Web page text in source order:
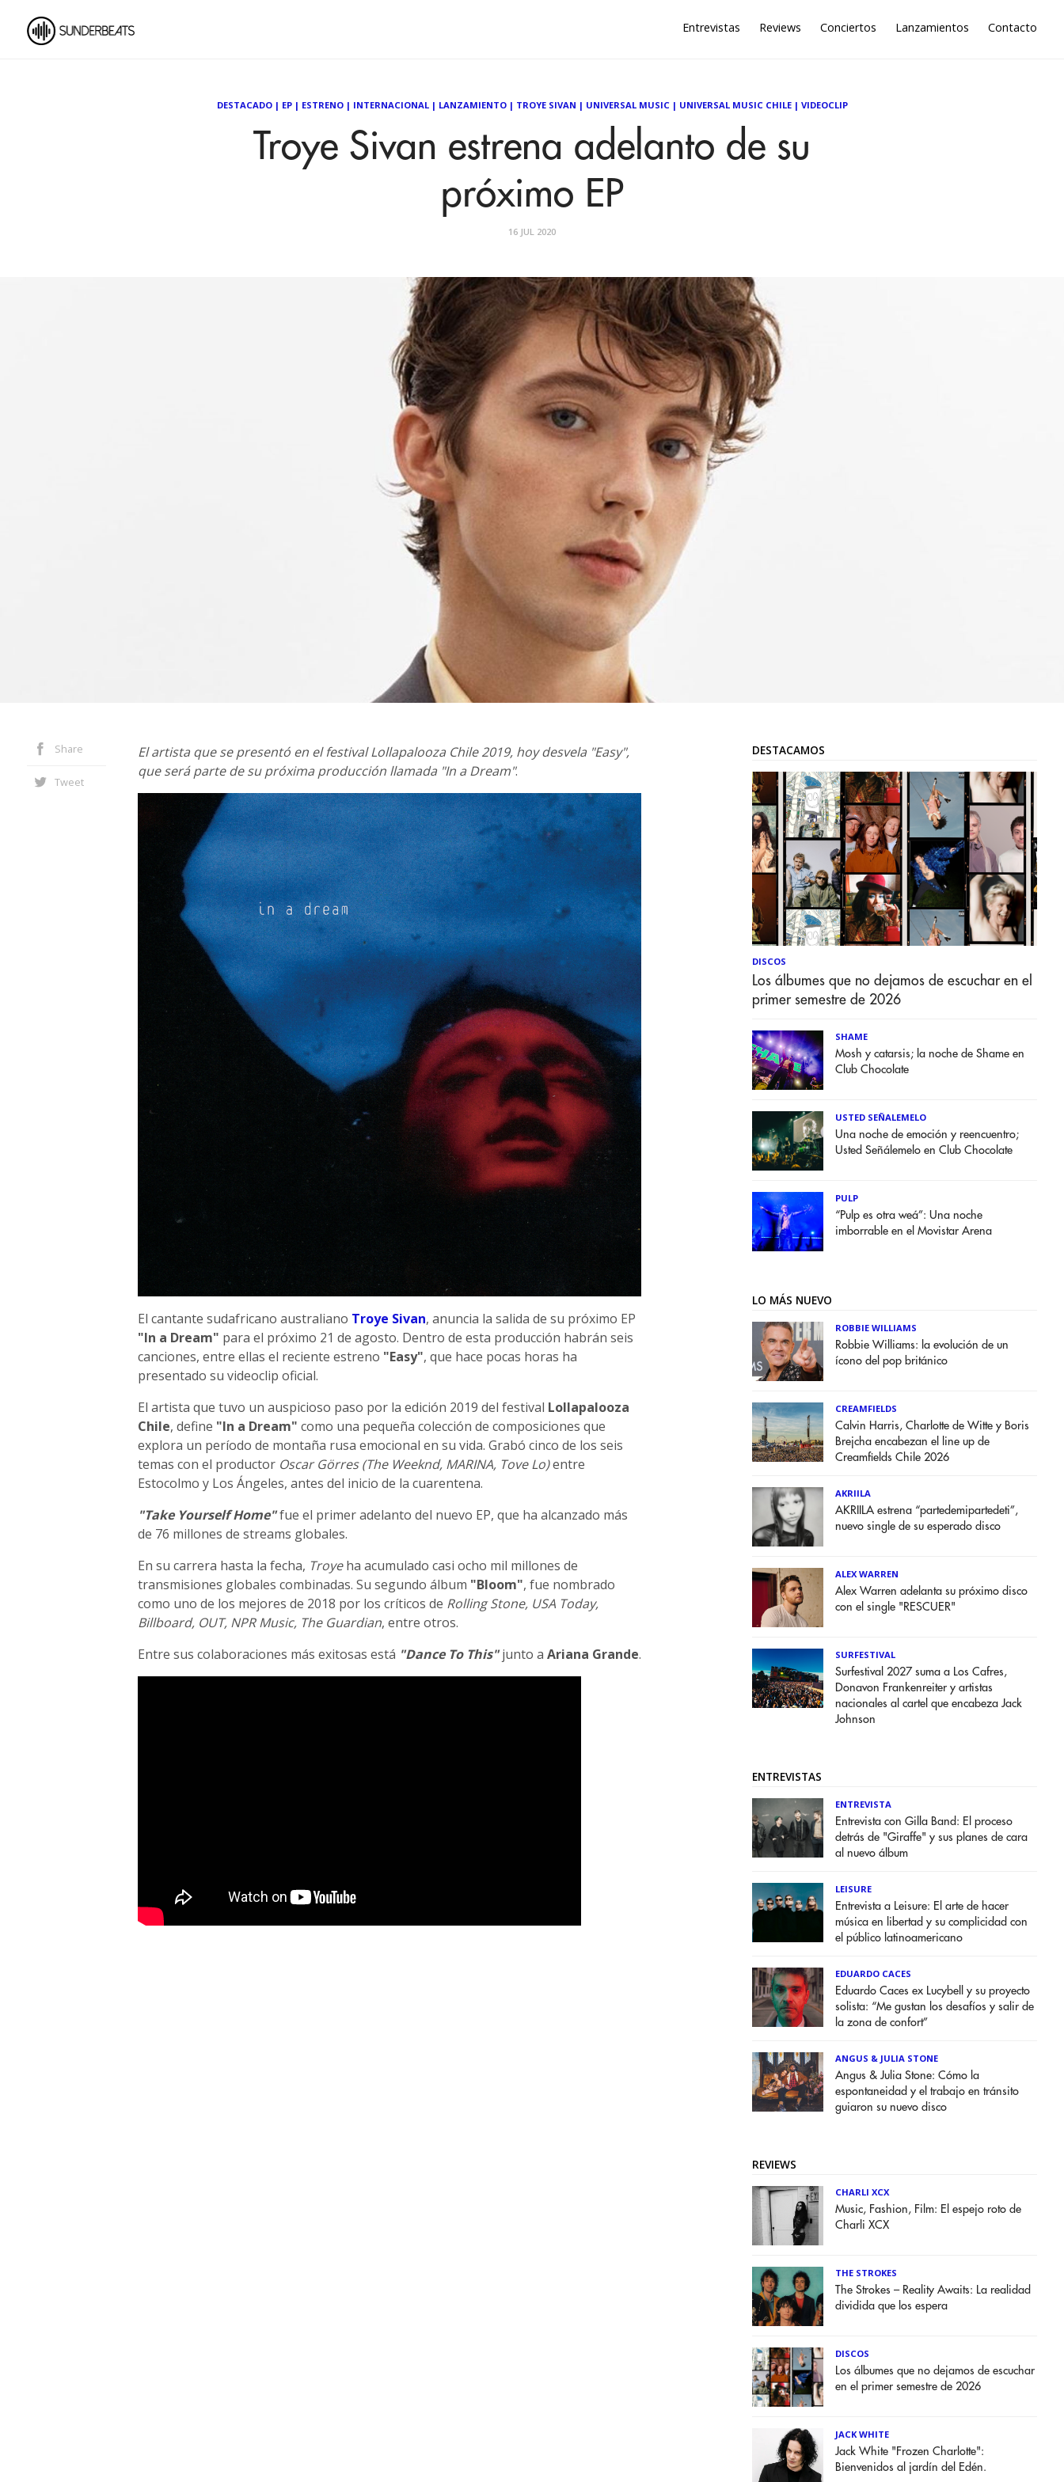
Entrevistas Reviews Conciertos Lanzamientos Contacto
DESTACADO| EP| ESTRENO| INTERNACIONAL| LANZAMIENTO| TROYE SIVAN | UNIVERSAL MUSIC| UNIVERSAL MUSIC CHILE| VIDEOCLIP
Troye Sivan estrena adelanto de su
próximo EP
16 JUL 2020
Share
Tweet
El artista que se presentó en el festival Lollapalooza Chile 2019, hoy desvela "Easy",
que será parte de su próxima producción llamada "In a Dream".
El cantante sudafricano australiano Troye Sivan, anuncia la salida de su próximo EP
"In a Dream" para el próximo 21 de agosto. Dentro de esta producción habrán seis
canciones, entre ellas el reciente estreno "Easy", que hace pocas horas ha
presentado su videoclip oficial.
El artista que tuvo un auspicioso paso por la edición 2019 del festival Lollapalooza
Chile, define "In a Dream" como una pequeña colección de composiciones que
explora un período de montaña rusa emocional en su vida. Grabó cinco de los seis
temas con el productor Oscar Görres (The Weeknd, MARINA, Tove Lo)entre
Estocolmo y Los Ángeles, antes del inicio de la cuarentena.
"Take Yourself Home"fue el primer adelanto del nuevo EP, que ha alcanzado más
de 76 millones de streams globales.
En su carrera hasta la fecha, Troyeha acumulado casi ocho mil millones de
transmisiones globales combinadas. Su segundo álbum "Bloom", fue nombrado
como uno de los mejores de 2018 por los críticos de Rolling Stone, USA Today,
Billboard, OUT, NPR Music, The Guardian, entre otros.
Entre sus colaboraciones más exitosas está "Dance To This"junto a Ariana Grande.
DESTACAMOS
DISCOS
Los álbumes que no dejamos de escuchar en el
primer semestre de 2026
SHAME
Mosh y catarsis; la noche de Shame en
Club Chocolate
USTED SEÑALEMELO
Una noche de emoción y reencuentro;
Usted Señálemelo en Club Chocolate
PULP
“Pulp es otra weá”: Una noche
imborrable en el Movistar Arena
LO MÁS NUEVO
ROBBIE WILLIAMS
Robbie Williams: la evolución de un
ícono del pop británico
CREAMFIELDS
Calvin Harris, Charlotte de Witte y Boris
Brejcha encabezan el line up de
Creamfields Chile 2026
AKRIILA
AKRIILA estrena “partedemipartedeti”,
nuevo single de su esperado disco
ALEX WARREN
Alex Warren adelanta su próximo disco
con el single "RESCUER"
SURFESTIVAL
Surfestival 2027 suma a Los Cafres,
Donavon Frankenreiter y artistas
nacionales al cartel que encabeza Jack
Johnson
ENTREVISTAS
ENTREVISTA
Entrevista con Gilla Band: El proceso
detrás de "Giraffe" y sus planes de cara
al nuevo álbum
LEISURE
Entrevista a Leisure: El arte de hacer
música en libertad y su complicidad con
el público latinoamericano
EDUARDO CACES
Eduardo Caces ex Lucybell y su proyecto
solista: “Me gustan los desafíos y salir de
la zona de confort”
ANGUS & JULIA STONE
Angus & Julia Stone: Cómo la
espontaneidad y el trabajo en tránsito
guiaron su nuevo disco
REVIEWS
CHARLI XCX
Music, Fashion, Film: El espejo roto de
Charli XCX
THE STROKES
The Strokes – Reality Awaits: La realidad
dividida que los espera
DISCOS
Los álbumes que no dejamos de escuchar
en el primer semestre de 2026
JACK WHITE
Jack White "Frozen Charlotte":
Bienvenidos al jardín del Edén.